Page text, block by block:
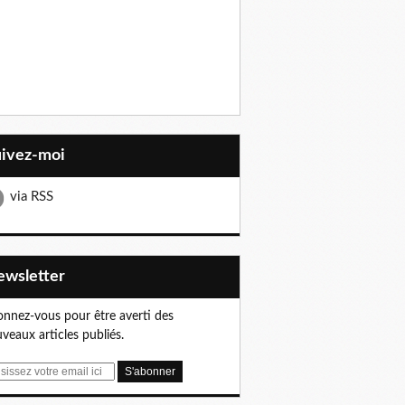
moi
via RSS
vous pour être averti des
articles publiés.